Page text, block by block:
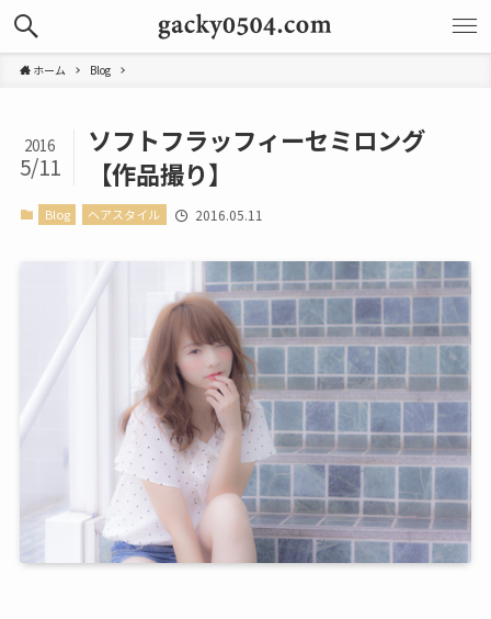
ホーム Blog
ソフトフラッフィーセミロング
【作品撮り】
2016
5/11
Blog ヘアスタイル 2016.05.11